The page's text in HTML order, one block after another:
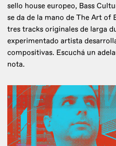
sello house europeo, Bass
se da de la mano de The Art of
tres tracks originales de larga
experimentado artista
compositivas. Escuchá un
nota.